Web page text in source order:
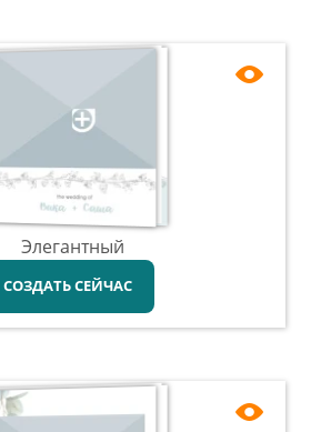
Элегантный
СОЗДАТЬ СЕЙЧАС